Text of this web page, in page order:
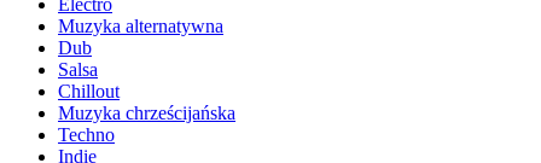
Electro
Muzyka alternatywna
Dub
Salsa
Chillout
Muzyka chrześcijańska
Techno
Indie